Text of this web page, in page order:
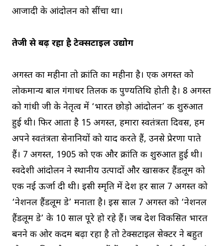
आजादी के आंदोलन को सींचा था।
तेजी से बढ़ रहा है टेक्सटाइल उद्योग
अगस्त का महीना तो क्रांति का महीना है। एक अगस्त को
लोकमान्य बाल गंगाधर तिलक की पुण्यतिथि होती है। 8 अगस्त
को गांधी जी के नेतृत्व में ‘भारत छोड़ो आंदोलन’ की शुरुआत
हुई थी। फिर आता है 15 अगस्त, हमारा स्वतंत्रता दिवस, हम
अपने स्वतंत्रता सेनानियों को याद करते हैं, उनसे प्रेरणा पाते
हैं। 7 अगस्त, 1905 को एक और क्रांति की शुरुआत हुई थी।
स्वदेशी आंदोलन ने स्थानीय उत्पादों और खासकर हैंडलूम को
एक नई ऊर्जा दी थी। इसी स्मृति में देश हर साल 7 अगस्त को
‘नेशनल हैंडलूम डे’ मनाता है। इस साल 7 अगस्त को ‘नेशनल
हैंडलूम डे’ के 10 साल पूरे हो रहे हैं। जब देश विकसित भारत
बनने की ओर कदम बढ़ा रहा है तो टेक्सटाइल सेक्टर ने बहुत